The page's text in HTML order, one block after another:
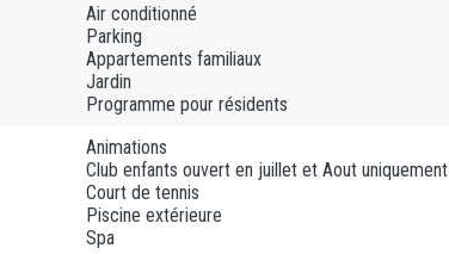
Air conditionné
Parking
Appartements familiaux
Jardin
Programme pour résidents
Animations
Club enfants ouvert en juillet et Aout uniquement
Court de tennis
Piscine extérieure
Spa